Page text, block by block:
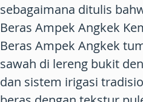
sebagaimana ditulis
Beras Ampek Angkek
Beras Ampek Angkek
sawah di lereng bukit
dan sistem irigasi